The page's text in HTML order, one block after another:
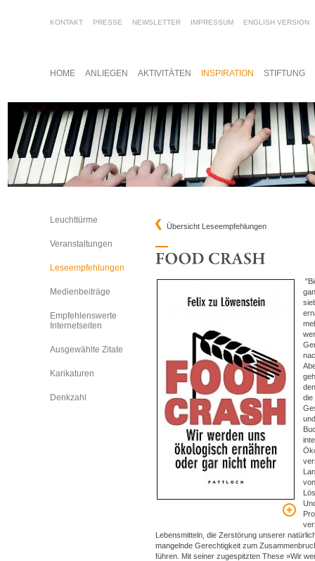
HOME ANLIEGEN AKTIVITÄTEN INSPIRATION STIFTUNG
Leuchttürme
Veranstaltungen
Leseempfehlungen
Medienbeiträge
Empfehlenswerte
Internetseiten
Ausgewählte Zitate
Karikaturen
Denkzahl
Übersicht Leseempfehlungen
die
Lebensmitteln, die Zerstörung unserer
mangelnde Gerechtigkeit zum
führen. Mit seiner zugespitzten These »Wir
KONTAKT PRESSE NEWSLETTER IMPRESSUM ENGLISH VERSION